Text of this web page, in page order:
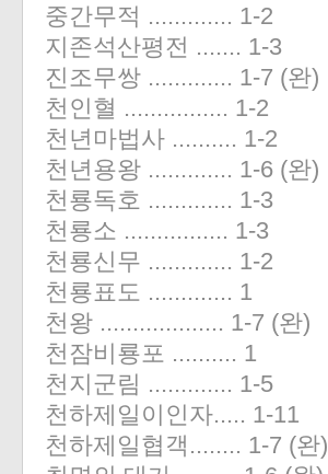
중간무적 ............. 1-2
지존석산평전 ....... 1-3
진조무쌍 ............. 1-7 (완)
천인혈 ................ 1-2
천년마법사 .......... 1-2
천년용왕 ............. 1-6 (완)
천룡독호 ............. 1-3
천룡소 ................ 1-3
천룡신무 ............. 1-2
천룡표도 ............. 1
천왕 ................... 1-7 (완)
천잠비룡포 .......... 1
천지군림 ............. 1-5
천하제일이인자..... 1-11
천하제일협객........ 1-7 (완)